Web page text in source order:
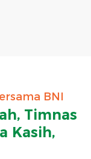
BNI
Timnas
Kasih,